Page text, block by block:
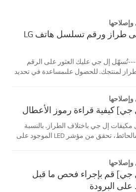
كيفية العثور على طراز ورقم تسلسل هاتف LG
تُسهّل إل جي عليك العثور على الرقم
لمنتجك. للحصول علىمساعدة في تحديد
كيفية قراءة رموز الأعطال
إل جي باختلاف الطراز. بالنسبة
للوحدات المثبتة علىالحائط، تحقق من مؤشر LED الموجود على
جي] قم بإجراء فحص ما قبل
البرودة